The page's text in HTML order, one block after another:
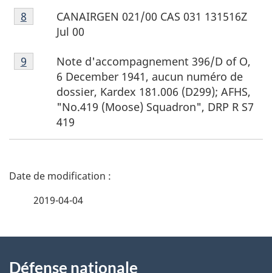
page
7
Note
de
de
page
CANAIRGEN 021/00 CAS 031 131516Z
Jul 00
Retour à la référence de note de bas de page
8
Note
de
Note d'accompagnement 396/D of O,
6 December 1941, aucun numéro de
dossier, Kardex 181.006 (D299); AFHS,
"No.419 (Moose) Squadron", DRP R S7
419
Retour à la référence de note de bas de page
9
D
2019-04-04
Défense nationale